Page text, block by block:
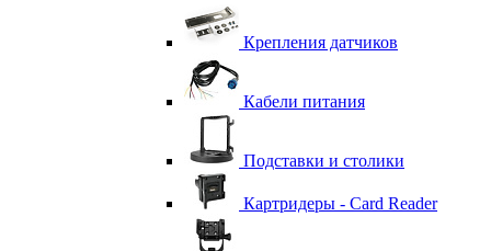
Крепления датчиков
Кабели питания
Подставки и столики
Картридеры - Card Reader